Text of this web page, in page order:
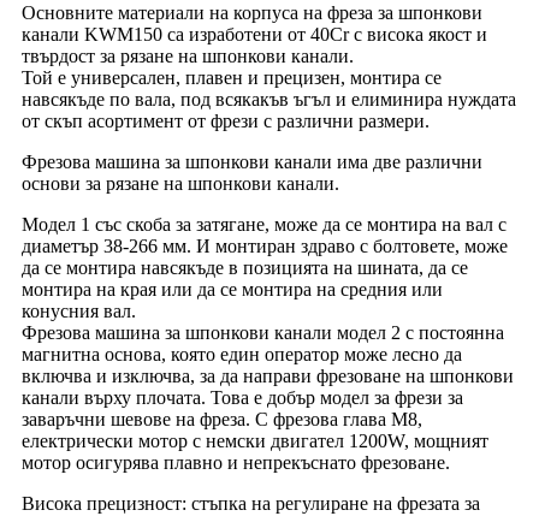
Основните материали на корпуса на фреза за шпонкови
канали KWM150 са изработени от 40Cr с висока якост и
твърдост за рязане на шпонкови канали.
Той е универсален, плавен и прецизен, монтира се
навсякъде по вала, под всякакъв ъгъл и елиминира нуждата
от скъп асортимент от фрези с различни размери.
Фрезова машина за шпонкови канали има две различни
основи за рязане на шпонкови канали.
Модел 1 със скоба за затягане, може да се монтира на вал с
диаметър 38-266 мм. И монтиран здраво с болтовете, може
да се монтира навсякъде в позицията на шината, да се
монтира на края или да се монтира на средния или
конусния вал.
Фрезова машина за шпонкови канали модел 2 с постоянна
магнитна основа, която един оператор може лесно да
включва и изключва, за да направи фрезоване на шпонкови
канали върху плочата. Това е добър модел за фрези за
заваръчни шевове на фреза. С фрезова глава M8,
електрически мотор с немски двигател 1200W, мощният
мотор осигурява плавно и непрекъснато фрезоване.
Висока прецизност: стъпка на регулиране на фрезата за